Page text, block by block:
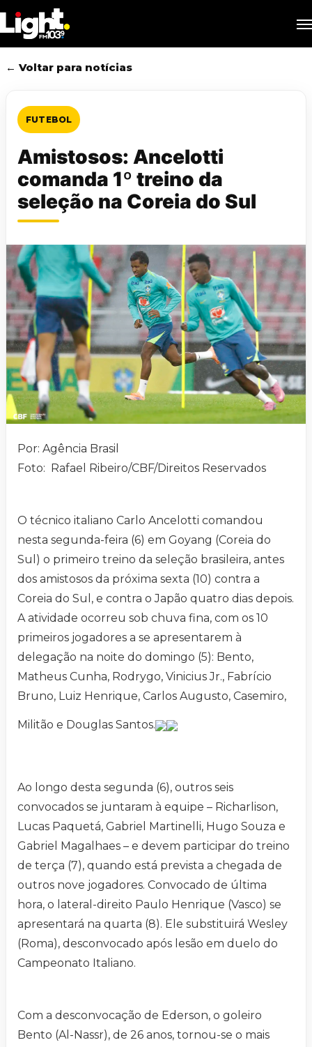
to
main
content
← Voltar para notícias
FUTEBOL
Amistosos: Ancelotti
comanda 1º treino da
seleção na Coreia do Sul
Por: Agência Brasil
Foto: Rafael Ribeiro/CBF/Direitos Reservados
O técnico italiano Carlo Ancelotti comandou
nesta segunda-feira (6) em Goyang (Coreia do
Sul) o primeiro treino da seleção brasileira, antes
dos amistosos da próxima sexta (10) contra a
Coreia do Sul, e contra o Japão quatro dias depois.
A atividade ocorreu sob chuva fina, com os 10
primeiros jogadores a se apresentarem à
delegação na noite do domingo (5): Bento,
Matheus Cunha, Rodrygo, Vinicius Jr., Fabrício
Bruno, Luiz Henrique, Carlos Augusto, Casemiro,
Militão e Douglas Santos.
Ao longo desta segunda (6), outros seis
convocados se juntaram à equipe – Richarlison,
Lucas Paquetá, Gabriel Martinelli, Hugo Souza e
Gabriel Magalhaes – e devem participar do treino
de terça (7), quando está prevista a chegada de
outros nove jogadores. Convocado de última
hora, o lateral-direito Paulo Henrique (Vasco) se
apresentará na quarta (8). Ele substituirá Wesley
(Roma), desconvocado após lesão em duelo do
Campeonato Italiano.
Com a desconvocação de Ederson, o goleiro
Bento (Al-Nassr), de 26 anos, tornou-se o mais